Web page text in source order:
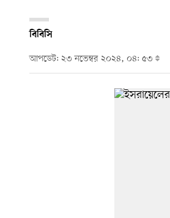
বিবিসি
আপডেট: ২৩ নভেম্বর ২০২৪, ০৪: ৫৩